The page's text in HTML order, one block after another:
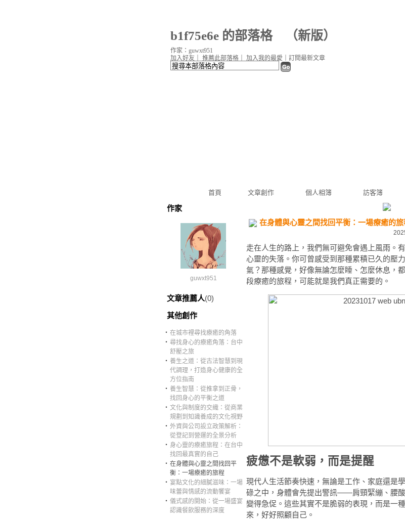
b1f75e6e 的部落格（新版）
首頁 文章創作 個人相簿 訪客簿
加入好友 推薦此部落格 加入我的最愛 訂閱最新文章
作家：guwxt951
作家
guwxt951
文章推薦人(0)
其他創作
‧ 在城市裡尋找療癒的角落
‧ 尋找身心的療癒角落：台中
舒壓之旅
‧ 養生之道：從古法智慧到現
代調理，打造身心健康的全
方位指南
‧ 養生智慧：從推拿到正骨，
找回身心的平衡之道
‧ 文化與制度的交織：從商業
規劃到知識養成的文化視野
‧ 外資與公司設立政策解析：
從登記到營運的全景分析
‧ 身心靈的療癒旅程：在台中
找回最真實的自己
‧ 在身體與心靈之間找回平
衡：一場療癒的旅程
‧ 宴點文化的細膩滋味：一場
味蕾與情感的流動饗宴
‧ 儀式感的開始：從一場盛宴
認識餐飲服務的深度
在身體與心靈之間找回平衡：一場療癒的旅
走在人生的路上，我們無可避免會遇上風雨。
心靈的失落。你可曾感受到那種累積已久的壓
氣？那種感覺，好像無論怎麼睡、怎麼休息，
段療癒的旅程，可能就是我們真正需要的。
疲憊不是軟弱，而是提醒
現代人生活節奏快速，無論是工作、家庭還是
碌之中，身體會先提出警訊——肩頸緊繃、腰
變得急促。這些其實不是脆弱的表現，而是一
來，好好照顧自己。